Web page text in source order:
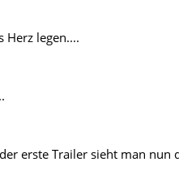
Herz legen....
erste Trailer sieht man nun